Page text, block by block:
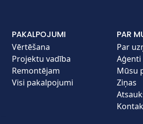
PAKALPOJUMI
Vērtēšana
Projektu vadība
Remontējam
Visi pakalpojumi
PAR
Par
Aģenti
Mūsu
Ziņas